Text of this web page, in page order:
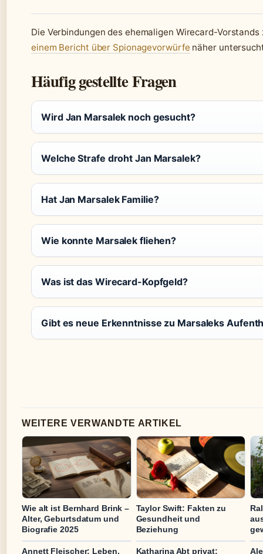
Die Verbindungen des ehemaligen Wirecard-
einem Bericht über Spionagevorwürfe näher
Häufig gestellte Fragen
Wird Jan Marsalek noch gesucht?
Welche Strafe droht Jan Marsalek?
Hat Jan Marsalek Familie?
Wie konnte Marsalek fliehen?
Was ist das Wirecard-Kopfgeld?
Gibt es neue Erkenntnisse zu Marsaleks
WEITERE VERWANDTE ARTIKEL
Wie alt ist Bernhard Brink –
Alter, Geburtsdatum und
Biografie 2025
Taylor Swift: Fakten zu
Gesundheit und
Beziehung
Annett Fleischer: Leben, Katharina Abt privat: